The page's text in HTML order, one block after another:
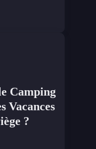
Camping
Vacances
?